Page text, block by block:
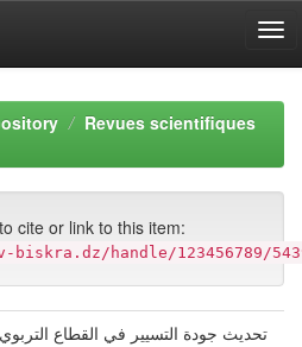
Revues scientifiques
cite or link to this item:
handle/123456789/
تحديث جودة التسيير في القطاع